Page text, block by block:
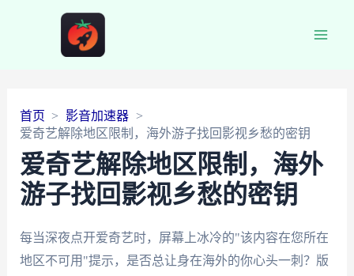
首页
影音加速器
爱奇艺解除地区限制，海外游子找回影视乡愁的密钥
爱奇艺解除地区限制，海外
游子找回影视乡愁的密钥
每当深夜点开爱奇艺时，屏幕上冰冷的"该内容在您所在
地区不可用"提示，是否总让身在海外的你心头一刺？版